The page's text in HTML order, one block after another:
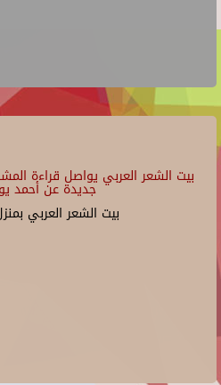
بيت الشعر العربي يواصل قراءة
جديدة عن أحمد
بيت الشعر العربي